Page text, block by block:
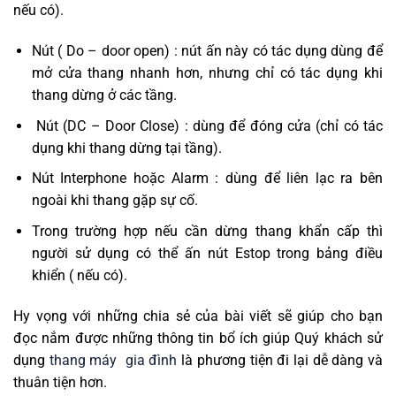
nếu có).
Nút ( Do – door open) : nút ấn này có tác dụng dùng để
mở cửa thang nhanh hơn, nhưng chỉ có tác dụng khi
thang dừng ở các tầng.
Nút (DC – Door Close) : dùng để đóng cửa (chỉ có tác
dụng khi thang dừng tại tầng).
Nút Interphone hoặc Alarm : dùng để liên lạc ra bên
ngoài khi thang gặp sự cố.
Trong trường hợp nếu cần dừng thang khẩn cấp thì
người sử dụng có thể ấn nút Estop trong bảng điều
khiển ( nếu có).
Hy vọng với những chia sẻ của bài viết sẽ giúp cho bạn
đọc nắm được những thông tin bổ ích giúp Quý khách sử
dụng thang máy gia đình là phương tiện đi lại dễ dàng và
thuân tiện hơn.